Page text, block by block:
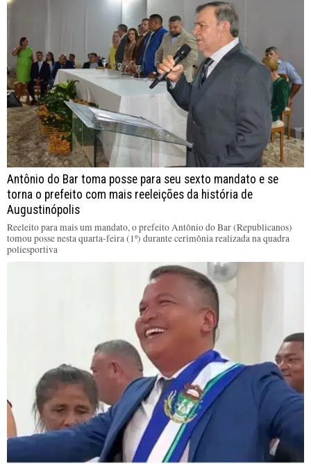
Antônio do Bar toma posse para seu sexto mandato e se
torna o prefeito com mais reeleições da história de
Augustinópolis
Reeleito para mais um mandato, o prefeito Antônio do Bar (Republicanos)
tomou posse nesta quarta-feira (1º) durante cerimônia realizada na quadra
poliesportiva